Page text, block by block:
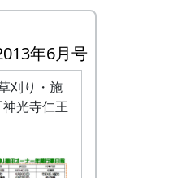
年6月号
刈り・施
光寺仁王